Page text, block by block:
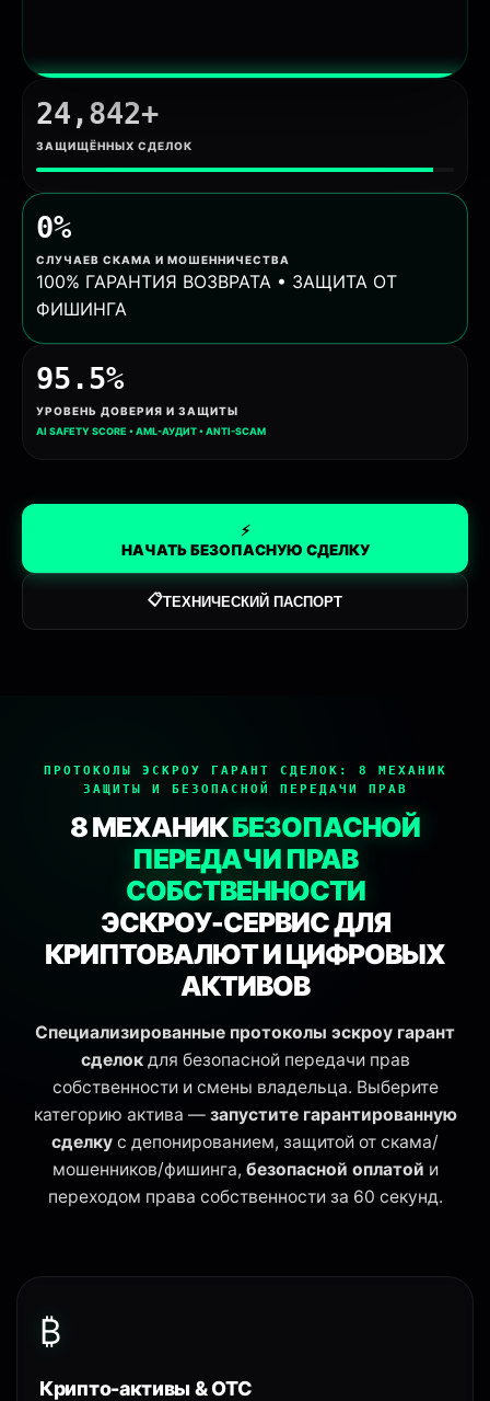
24,842+
ЗАЩИЩЁННЫХ СДЕЛОК
0%
СЛУЧАЕВ СКАМА И МОШЕННИЧЕСТВА
100% ГАРАНТИЯ ВОЗВРАТА • ЗАЩИТА ОТ
ФИШИНГА
95.5%
УРОВЕНЬ ДОВЕРИЯ И ЗАЩИТЫ
AI SAFETY SCORE • AML-АУДИТ • ANTI-SCAM
⚡
НАЧАТЬ БЕЗОПАСНУЮ СДЕЛКУ
📋ТЕХНИЧЕСКИЙ ПАСПОРТ
эскроу сервис, гарант сделок, безопасная сделка,
ПРОТОКОЛЫ ЭСКРОУ ГАРАНТ СДЕЛОК: 8 МЕХАНИК
ЗАЩИТЫ И БЕЗОПАСНОЙ ПЕРЕДАЧИ ПРАВ
8 МЕХАНИКБЕЗОПАСНОЙ
ПЕРЕДАЧИ ПРАВ
СОБСТВЕННОСТИ
ЭСКРОУ-СЕРВИС ДЛЯ
КРИПТОВАЛЮТ И ЦИФРОВЫХ
АКТИВОВ
Специализированные протоколы эскроу гарант
сделокдля безопасной передачи прав
собственности и смены владельца. Выберите
категорию актива — запустите гарантированную
сделку с депонированием, защитой от скама/
мошенников/фишинга, безопасной оплатой и
переходом права собственности за 60 секунд.
₿
Крипто-активы & OTC